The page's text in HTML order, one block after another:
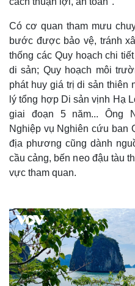
Thế giới
Quan sát
Cuộc sống đó đây
Hồ sơ
Có cơ quan tham mưu
bước được bảo vệ, tránh
thống các Quy hoạch chi
di sản; Quy hoạch môi
phát huy giá trị di sản thiên
lý tổng hợp Di sản vịnh Hạ
giai đoạn 5 năm... Ông
Nghiệp vụ Nghiên cứu ban
địa phương cũng dành
cầu cảng, bến neo đậu tàu
vực tham quan.